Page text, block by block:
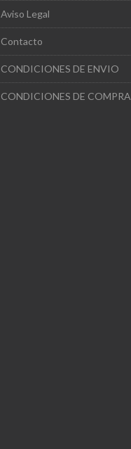
Aviso Legal
Contacto
CONDICIONES DE ENVIO
CONDICIONES DE COMPRA